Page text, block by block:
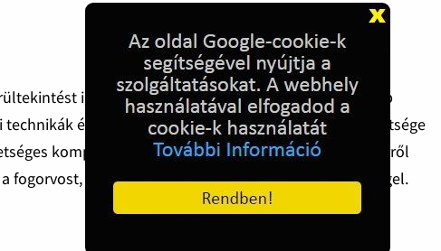
igényel, hiszen egyes pácienseknél magasabb
és a szájsebészeti rendelők korszerű felszereltsége
komplikációkkal vagy mellékhatásokkal járhat. Erről
fogorvost, hogy tisztábban legyünk minden eshetőséggel.